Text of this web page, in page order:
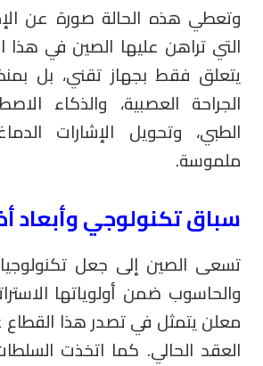
وتعطي هذه الحالة صورة عن
التي تراهن عليها الصين في هذا
يتعلق فقط بجهاز تقني، بل
الجراحة العصبية، والذكاء
الطبي، وتحويل الإشارات
ملموسة.
سباق تكنولوجي وأبعاد
تسعى الصين إلى جعل
والحاسوب ضمن أولوياتها
معلن يتمثل في تصدر هذا القطاع
العقد الحالي. كما اتخذت